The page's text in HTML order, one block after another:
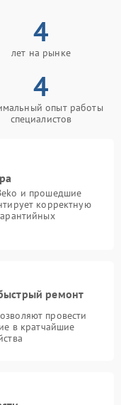
4
лет на рынке
4
опыт работы
специалистов
и прошедшие
корректную
ремонт
провести
в кратчайшие